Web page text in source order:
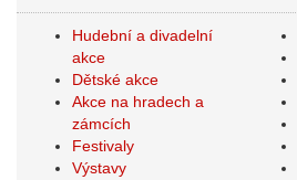
Hudební a divadelní
akce
Dětské akce
Akce na hradech a
zámcích
Festivaly
Výstavy